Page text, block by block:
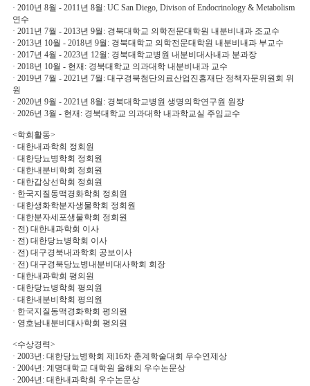
· 2010년 8월 - 2011년 8월: UC San Diego, Divison of Endocrinology & Metabolism
연수
· 2011년 7월 - 2013년 9월: 경북대학교 의학전문대학원 내분비내과 조교수
· 2013년 10월 - 2018년 9월: 경북대학교 의학전문대학원 내분비내과 부교수
· 2017년 4월 - 2023년 12월: 경북대학교병원 내분비대사내과 분과장
· 2018년 10월 - 현재: 경북대학교 의과대학 내분비내과 교수
· 2019년 7월 - 2021년 7월: 대구경북첨단의료산업진흥재단 정책자문위원회 위
원
· 2020년 9월 - 2021년 8월: 경북대학교병원 생명의학연구원 원장
· 2026년 3월 - 현재: 경북대학교 의과대학 내과학교실 주임교수
<학회활동>
· 대한내과학회 정회원
· 대한당뇨병학회 정회원
· 대한내분비학회 정회원
· 대한갑상선학회 정회원
· 한국지질동맥경화학회 정회원
· 대한생화학분자생물학회 정회원
· 대한분자세포생물학회 정회원
· 전) 대한내과학회 이사
· 전) 대한당뇨병학회 이사
· 전) 대구경북내과학회 공보이사
· 전) 대구경북당뇨병내분비대사학회 회장
· 대한내과학회 평의원
· 대한당뇨병학회 평의원
· 대한내분비학회 평의원
· 한국지질동맥경화학회 평의원
· 영호남내분비대사학회 평의원
<수상경력>
· 2003년: 대한당뇨병학회 제16차 춘계학술대회 우수연제상
· 2004년: 계명대학교 대학원 올해의 우수논문상
· 2004년: 대한내과학회 우수논문상